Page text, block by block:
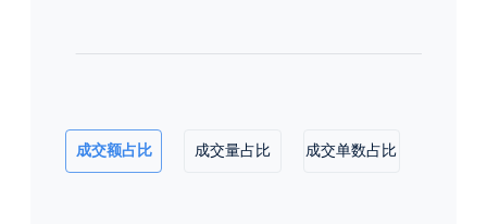
成交额占比 成交量占比 成交单数占比